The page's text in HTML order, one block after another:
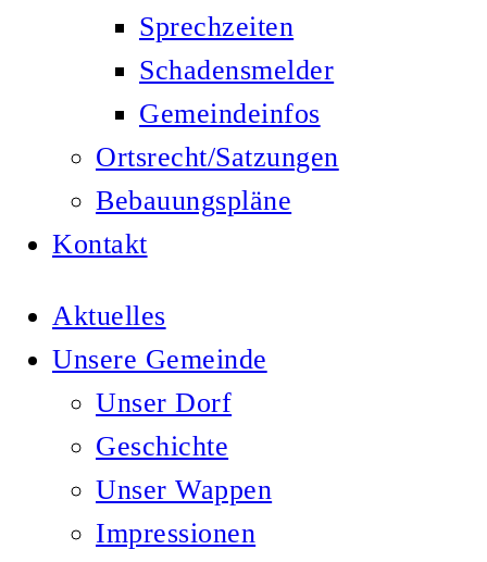
Sprechzeiten
Schadensmelder
Gemeindeinfos
Ortsrecht/Satzungen
Bebauungspläne
Kontakt
Aktuelles
Unsere Gemeinde
Unser Dorf
Geschichte
Unser Wappen
Impressionen